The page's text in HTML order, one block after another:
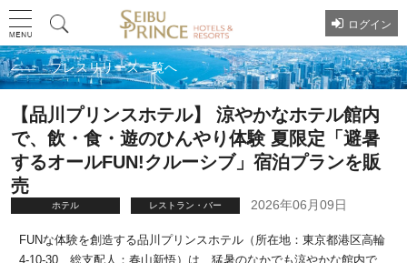
ログイン
プレスリリース一覧へ
【品川プリンスホテル】 涼やかなホテル館内
で、飲・食・遊のひんやり体験 夏限定「避暑
するオールFUN!クルーシブ」宿泊プランを販
売
ホテル レストラン・バー 2026年06月09日
FUNな体験を創造する品川プリンスホテル（所在地：東京都港区高輪
4-10-30、総支配人：春山新悟）は、猛暑のなかでも涼やかな館内で